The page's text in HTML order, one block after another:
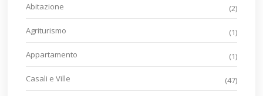
Abitazione (2)
Agriturismo (1)
Appartamento (1)
Casali e Ville (47)